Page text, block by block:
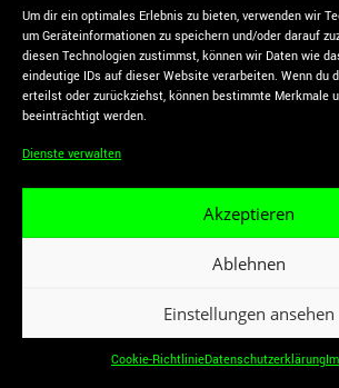
Um dir ein optimales Erlebnis zu bieten, verwenden wir
um Geräteinformationen zu speichern und/oder darauf
diesen Technologien zustimmst, können wir Daten wie
eindeutige IDs auf dieser Website verarbeiten. Wenn du
erteilst oder zurückziehst, können bestimmte Merkmale
beeinträchtigt werden.
Dienste verwalten
Akzeptieren
Ablehnen
Einstellungen ansehen
Cookie-RichtlinieDatenschutzerklärung
Thadenstraße 102
22767 Hamburg
Impressum |